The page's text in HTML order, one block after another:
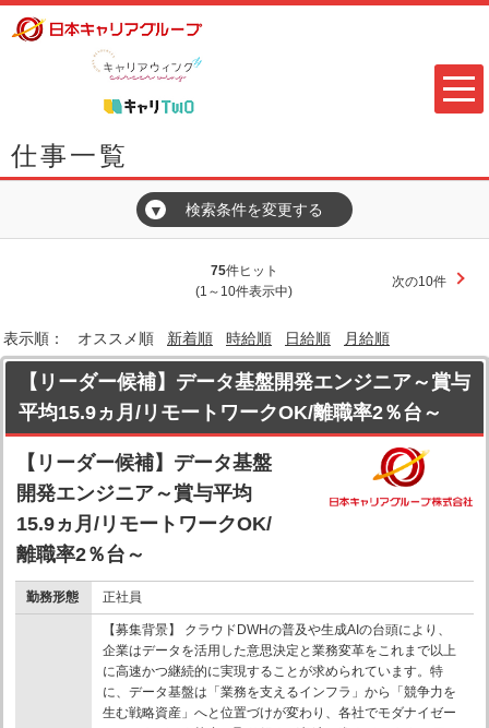
仕事一覧
▼ 検索条件を変更する
75件ヒット
(1～10件表示中)
次の10件
表示順： オススメ順 新着順 時給順 日給順 月給順
【リーダー候補】データ基盤開発エンジニア～賞与
平均15.9ヵ月/リモートワークOK/離職率2％台～
【リーダー候補】データ基盤
開発エンジニア～賞与平均
15.9ヵ月/リモートワークOK/
離職率2％台～
勤務形態 正社員
【募集背景】 クラウドDWHの普及や生成AIの台頭により、
企業はデータを活用した意思決定と業務変革をこれまで以上
に高速かつ継続的に実現することが求められています。特
に、データ基盤は「業務を支えるインフラ」から「競争力を
生む戦略資産」へと位置づけが変わり、各社でモダナイゼー